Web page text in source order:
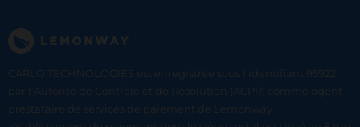
CARLO TECHNOLOGIES est enregistrée sous l'identifiant 95922
par l’Autorité de Contrôle et de Résolution (ACPR) comme agent
prestataire de services de paiement de Lemonway